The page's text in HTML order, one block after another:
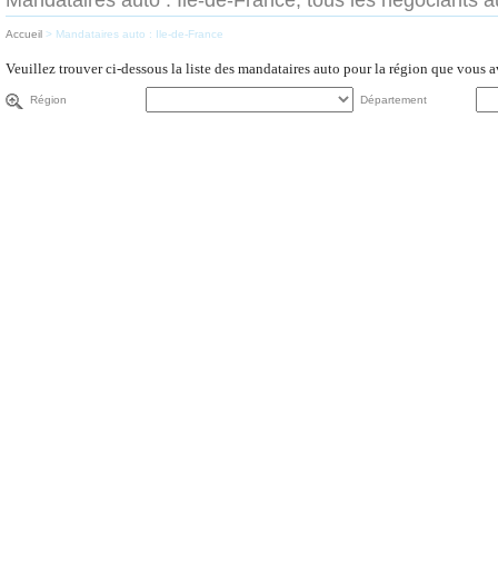
Accueil > Mandataires auto : Ile-de-France
Veuillez trouver ci-dessous la liste des mandataires auto pour la région que vous
Région Département